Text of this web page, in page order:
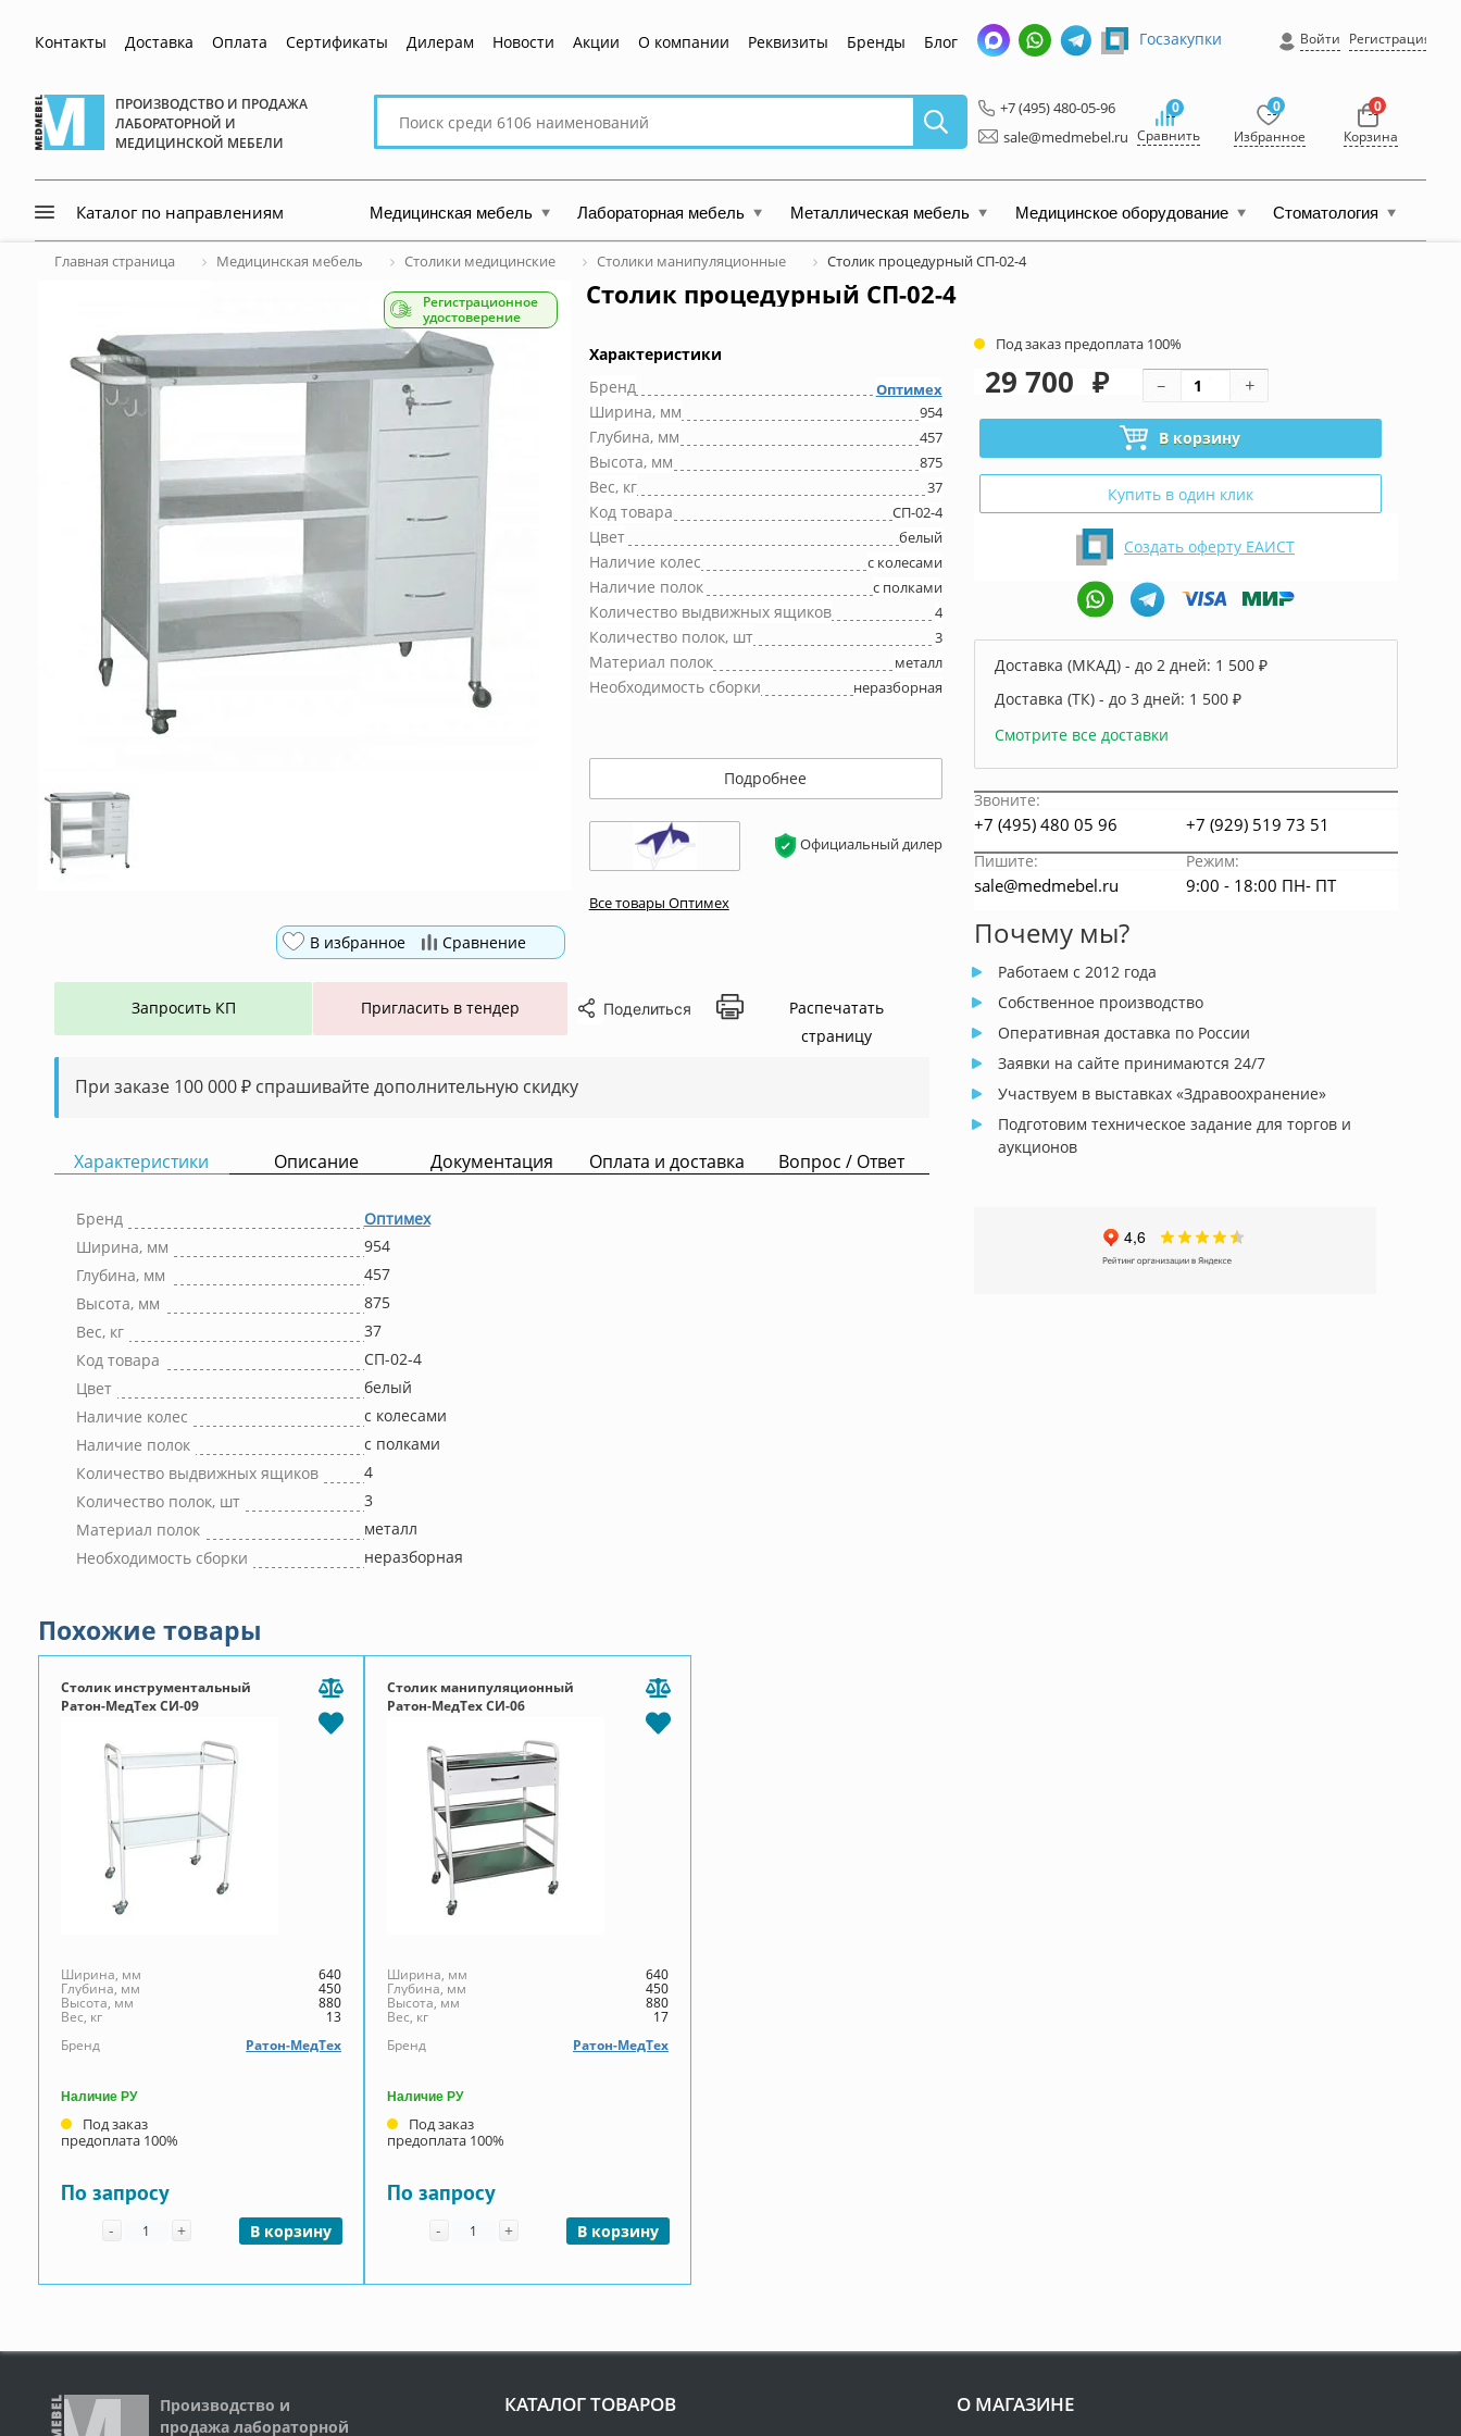
Контакты Доставка Оплата Сертификаты Дилерам Новости Акции О компании Реквизиты Бренды Блог
ПРОИЗВОДСТВО И ПРОДАЖА
ЛАБОРАТОРНОЙ И
МЕДИЦИНСКОЙ МЕБЕЛИ
Поиск
сайту
Госзакупки Войти Регистрация
+7 (495) 480-05-96
sale@medmebel.ru
0
Сравнить
0
Избранное
0
Корзина
Каталог по направлениям Медицинская мебель Лабораторная мебель Металлическая мебель Медицинское оборудование Стоматология
Главная страница Медицинская мебель Столики медицинские Столики манипуляционные Столик процедурный СП-02-4
Столик процедурный СП-02-4
В избранное Сравнение
Регистрационное
удостоверение
Характеристики
Бренд
Оптимех
Ширина, мм 954
Глубина, мм 457
Высота, мм 875
Вес, кг 37
Код товара СП-02-4
Цвет белый
Наличие колес с колесами
Наличие полок с полками
Количество выдвижных ящиков 4
Количество полок, шт 3
Материал полок металл
Необходимость сборки неразборная
Подробнее
Официальный дилер
Все товары Оптимех
Запросить КП Пригласить в тендер Поделиться
Распечатать
страницу
При заказе 100 000 ₽ спрашивайте дополнительную скидку
Характеристики Описание Документация Оплата и доставка Вопрос / Ответ
Бренд
Оптимех
Ширина, мм
954
Глубина, мм
457
Высота, мм
875
Вес, кг
37
Код товара
СП-02-4
Цвет
белый
Наличие колес
с колесами
Наличие полок
с полками
Количество выдвижных ящиков
4
Количество полок, шт
3
Материал полок
металл
Необходимость сборки
неразборная
Под заказ предоплата 100%
29 700 ₽
В корзину
Купить в один клик
Создать оферту ЕАИСТ
Доставка (МКАД) - до 2 дней: 1 500 ₽
Доставка (ТК) - до 3 дней: 1 500 ₽
Смотрите все доставки
Звоните:
+7 (495) 480 05 96 +7 (929) 519 73 51
Пишите: Режим:
sale@medmebel.ru 9:00 - 18:00 ПН- ПТ
Почему мы?
Работаем с 2012 года
Собственное производство
Оперативная доставка по России
Заявки на сайте принимаются 24/7
Участвуем в выставках «Здравоохранение»
Подготовим техническое задание для торгов и
аукционов
Похожие товары
Столик инструментальный
Ратон-МедТех СИ-09
Ширина, мм 640
Глубина, мм 450
Высота, мм 880
Вес, кг
13
Бренд
Ратон-МедТех
Наличие РУ
Под заказ
предоплата 100%
По запросу
- Количество
+ В корзину
Столик манипуляционный
Ратон-МедТех СИ-06
Ширина, мм 640
Глубина, мм 450
Высота, мм 880
Вес, кг
17
Бренд
Ратон-МедТех
Наличие РУ
Под заказ
предоплата 100%
По запросу
- Количество
+ В корзину
Производство и
продажа лабораторной
КАТАЛОГ ТОВАРОВ О МАГАЗИНЕ